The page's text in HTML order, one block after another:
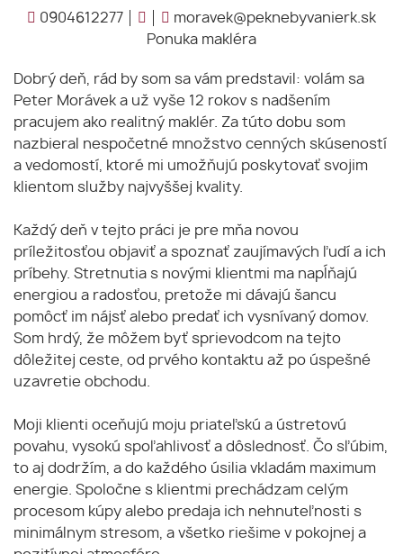
0904612277
moravek@peknebyvanierk.sk
Ponuka makléra
Dobrý deň, rád by som sa vám predstavil: volám sa
Peter Morávek a už vyše 12 rokov s nadšením
pracujem ako realitný maklér. Za túto dobu som
nazbieral nespočetné množstvo cenných skúseností
a vedomostí, ktoré mi umožňujú poskytovať svojim
klientom služby najvyššej kvality.
Každý deň v tejto práci je pre mňa novou
príležitosťou objaviť a spoznať zaujímavých ľudí a ich
príbehy. Stretnutia s novými klientmi ma napĺňajú
energiou a radosťou, pretože mi dávajú šancu
pomôcť im nájsť alebo predať ich vysnívaný domov.
Som hrdý, že môžem byť sprievodcom na tejto
dôležitej ceste, od prvého kontaktu až po úspešné
uzavretie obchodu.
Moji klienti oceňujú moju priateľskú a ústretovú
povahu, vysokú spoľahlivosť a dôslednosť. Čo sľúbim,
to aj dodržím, a do každého úsilia vkladám maximum
energie. Spoločne s klientmi prechádzam celým
procesom kúpy alebo predaja ich nehnuteľnosti s
minimálnym stresom, a všetko riešime v pokojnej a